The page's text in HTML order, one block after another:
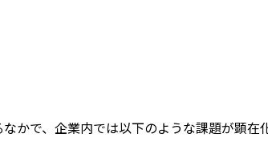
かで、企業内では以下のような課題が顕在